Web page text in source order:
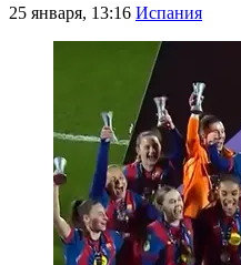
25 января, 13:16 Испания